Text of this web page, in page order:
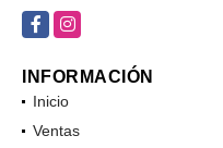
FacebookInstagram
INFORMACIÓN
Inicio
Ventas